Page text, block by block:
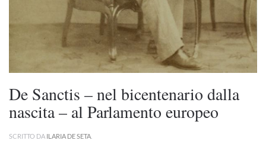
De Sanctis – nel bicentenario dalla
nascita – al Parlamento europeo
SCRITTO DA ILARIA DE SETA